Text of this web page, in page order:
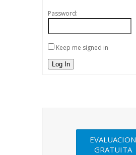
Password:
Keep me signed in
Log In
EVALUACION
GRATUITA